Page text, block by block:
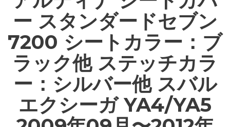
ー スタンダードセブン
7200 シートカラー：ブ
ラック他 ステッチカラ
ー：シルバー他 スバル
エクシーガ YA4/YA5